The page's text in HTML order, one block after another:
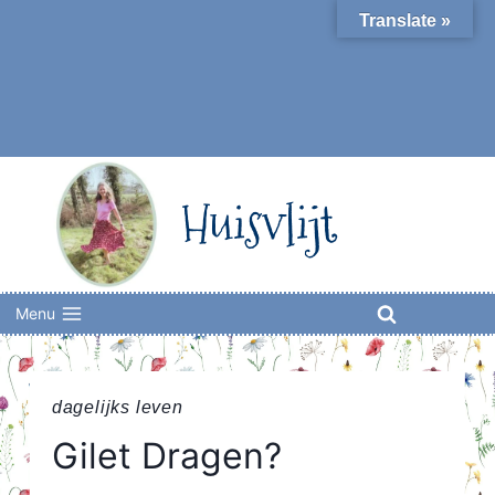
Huisvlijt
Menu
dagelijks leven
Gilet Dragen?
Translate »